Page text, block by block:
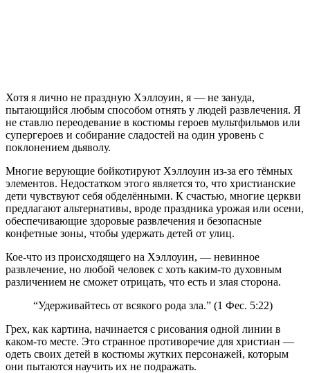
Хотя я лично не праздную Хэллоуин, я — не зануда,
пытающийся любым способом отнять у людей развлечения. Я
не ставлю переодевание в костюмы героев мультфильмов или
супергероев и собирание сладостей на один уровень с
поклонением дьяволу.
Многие верующие бойкотируют Хэллоуин из-за его тёмных
элементов. Недостатком этого является то, что христианские
дети чувствуют себя обделёнными. К счастью, многие церкви
предлагают альтернативы, вроде праздника урожая или осени,
обеспечивающие здоровые развлечения и безопасные
конфетные зоны, чтобы удержать детей от улиц.
Кое-что из происходящего на Хэллоуин, — невинное
развлечение, но любой человек с хоть каким-то духовным
различением не сможет отрицать, что есть и злая сторона.
“Удерживайтесь от всякого рода зла.” (1 Фес. 5:22)
Грех, как картина, начинается с рисования одной линии в
каком-то месте. Это странное противоречие для христиан —
одеть своих детей в костюмы жутких персонажей, которым
они пытаются научить их не подражать.